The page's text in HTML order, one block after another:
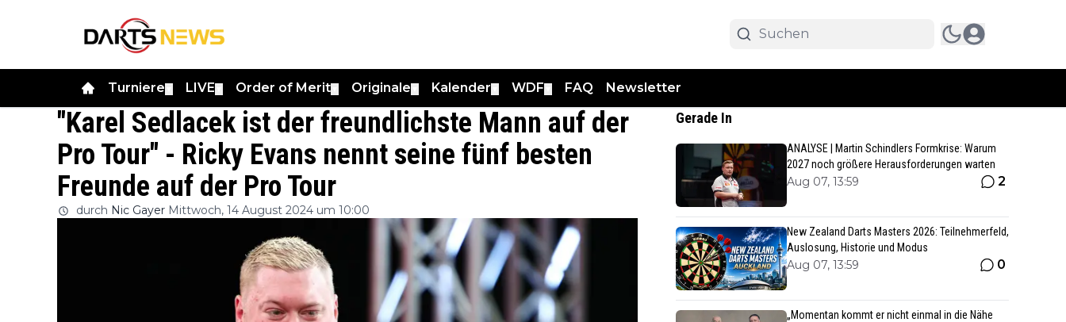
Turniere LIVE Order of Merit Originale Kalender WDF FAQ Newsletter
"Karel Sedlacek ist der freundlichste Mann auf der
Pro Tour" - Ricky Evans nennt seine fünf besten
Freunde auf der Pro Tour
durch Nic Gayer Mittwoch, 14 August 2024 um 10:00
Gerade In
ANALYSE | Martin Schindlers Formkrise: Warum
2027 noch größere Herausforderungen warten
Aug 07, 13:59 2
New Zealand Darts Masters 2026: Teilnehmerfeld,
Auslosung, Historie und Modus
Aug 07, 13:59 0
„Momentan kommt er nicht einmal in die Nähe